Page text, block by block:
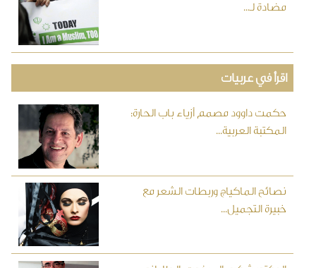
مضادة لـ...
اقرأ في عربيات
حكمت داوود مصمم أزياء باب الحارة:
المكتبة العربية...
نصائح الماكياج وربطات الشعر مع
خبيرة التجميل...